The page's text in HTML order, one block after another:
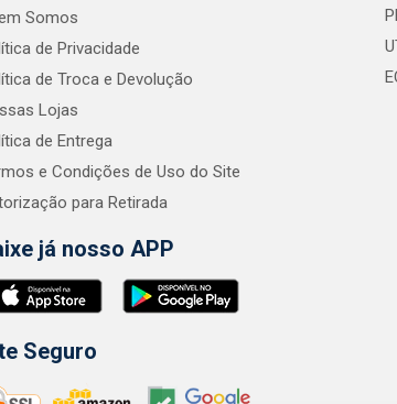
Somos
de Privacidade
de Troca e Devolução
Lojas
de Entrega
e Condições de Uso do Site
para Retirada
já nosso APP
Seguro